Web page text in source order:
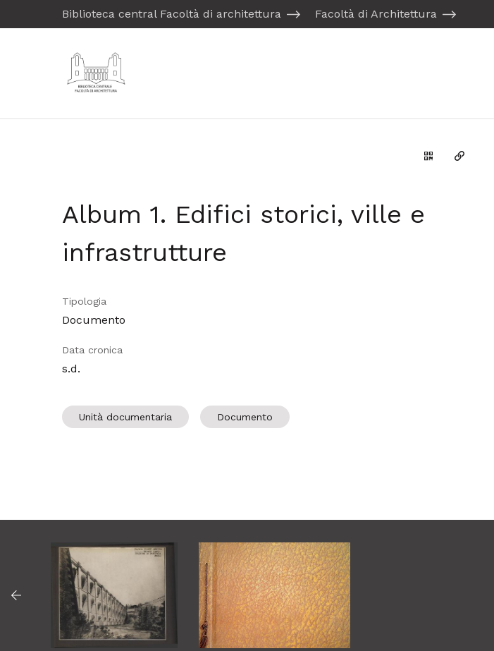
Biblioteca central Facoltà di architettura Facoltà di Architettura
Genera il QR
Copia
Album 1. Edifici storici, ville e
infrastrutture
Tipologia
Documento
Data cronica
s.d.
Unità documentaria Documento